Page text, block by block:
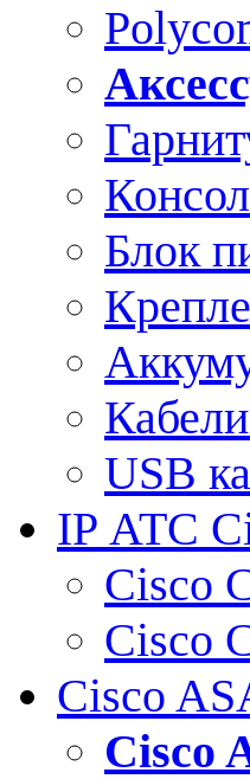
Блок
USB
IP АТС
Cisco
Cisco
Cisco
Cisco